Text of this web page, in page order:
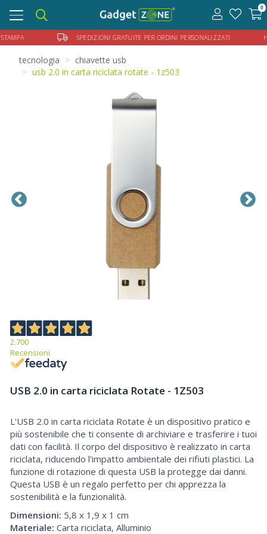
STAMPA SPEDIZIONI GRATUITE PER ORDINI PERSONALIZZATI HAI
Toggle
navigation
0
tecnologia
chiavette usb
usb 2.0 in carta riciclata rotate - 1z503
2.700
Recensioni
USB 2.0 in carta riciclata Rotate - 1Z503
L'USB 2.0 in carta riciclata Rotate è un dispositivo pratico e
più sostenibile che ti consente di archiviare e trasferire i tuoi
dati con facilità. Il corpo del dispositivo è realizzato in carta
riciclata, riducendo l'impatto ambientale dei rifiuti plastici. La
funzione di rotazione di questa USB la protegge dai danni.
Questa USB è un regalo perfetto per chi apprezza la
sostenibilità e la funzionalità.
Dimensioni: 5,8 x 1,9 x 1 cm
Materiale: Carta riciclata, Alluminio